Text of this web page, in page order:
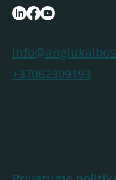
+37062309193